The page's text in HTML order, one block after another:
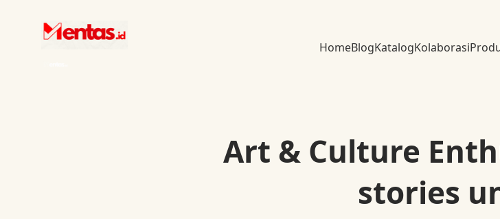
HomeBlogKatalogKolaborasi
Art & Culture
stories